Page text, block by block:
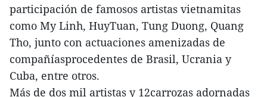
participación de famosos artistas vietnamitas
como My Linh, HuyTuan, Tung Duong, Quang
Tho, junto con actuaciones amenizadas de
compañíasprocedentes de Brasil, Ucrania y
Cuba, entre otros.
Más de dos mil artistas y 12carrozas adornadas